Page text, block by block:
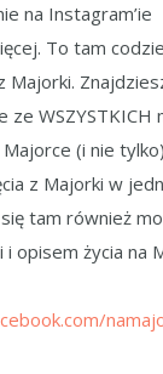
na Instagram’ie
To tam
Majorki.
ze WSZYSTKICH
Majorce (i nie
z Majorki w
tam również
opisem życia na